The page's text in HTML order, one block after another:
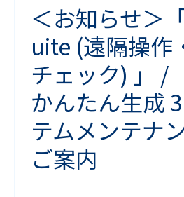
＜お知らせ＞
uite (遠隔操作
チェック) 」 /
かんたん生成
テムメンテナ
ご案内